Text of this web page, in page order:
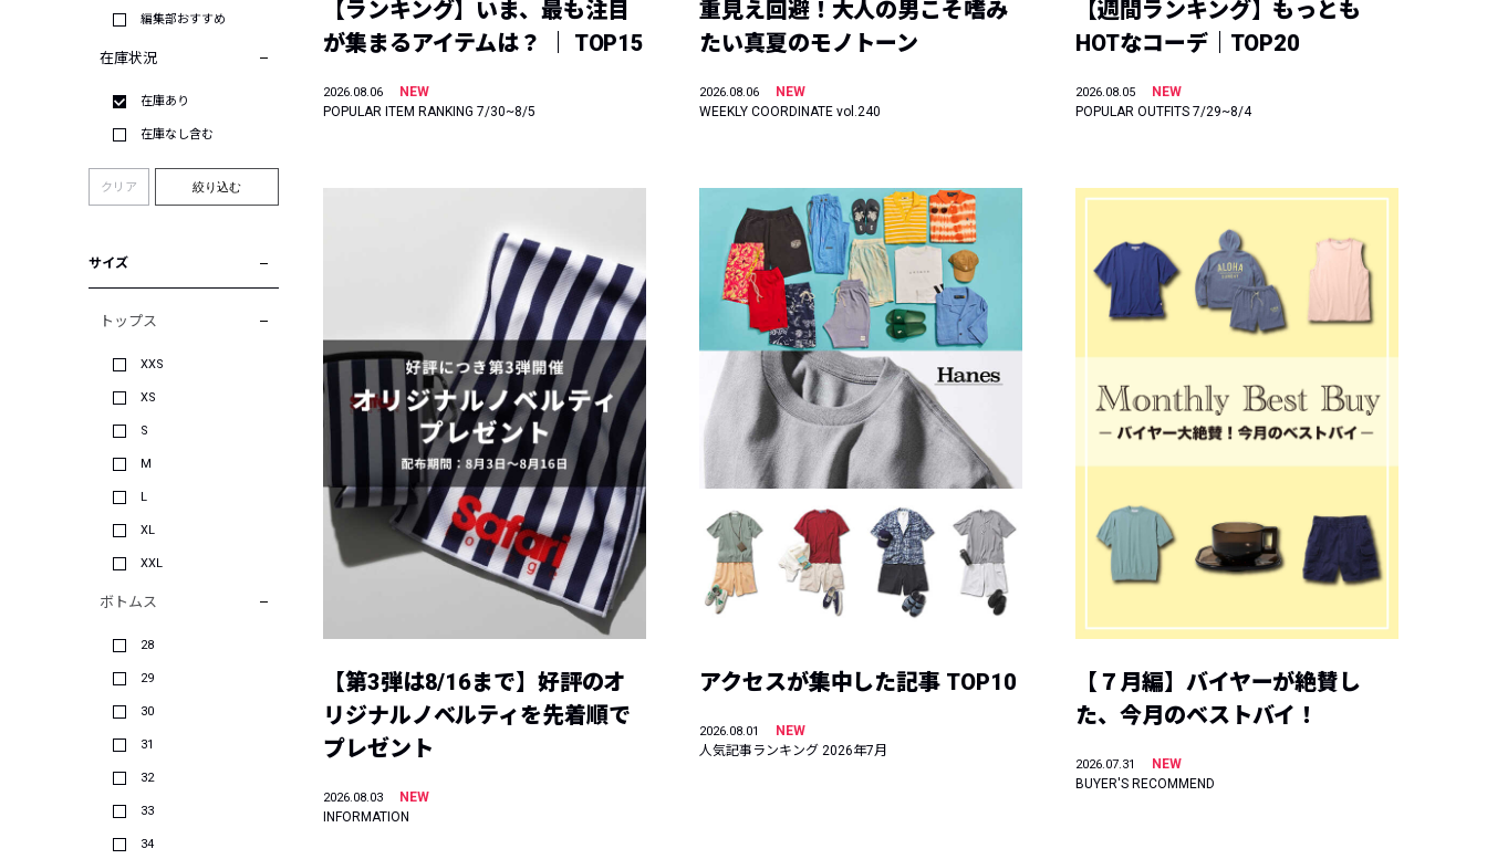
編集部おすすめ
在庫状況
在庫あり
在庫なし含む
クリア 絞り込む
サイズ
トップス
XXS
XS
S
M
L
XL
XXL
ボトムス
28
29
30
31
32
33
34
【ランキング】いま、最も注目
が集まるアイテムは？ ｜ TOP15
2026.08.06
NEW
POPULAR ITEM RANKING 7/30~8/5
重見え回避！大人の男こそ嗜み
たい真夏のモノトーン
2026.08.06
NEW
WEEKLY COORDINATE vol.240
【週間ランキング】もっとも
HOTなコーデ｜TOP20
2026.08.05
NEW
POPULAR OUTFITS 7/29~8/4
【第3弾は8/16まで】好評のオ
リジナルノベルティを先着順で
プレゼント
2026.08.03
NEW
INFORMATION
アクセスが集中した記事 TOP10
2026.08.01
NEW
人気記事ランキング 2026年7月
【７月編】バイヤーが絶賛し
た、今月のベストバイ！
2026.07.31
NEW
BUYER'S RECOMMEND